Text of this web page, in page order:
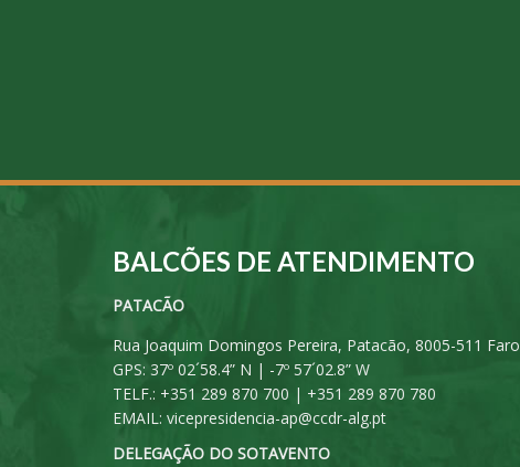
BALCÕES DE ATENDIMENTO
PATACÃO
Rua Joaquim Domingos Pereira, Patacão, 8005-511 Faro
GPS: 37º 02´58.4” N | -7º 57´02.8” W
TELF.: +351 289 870 700 | +351 289 870 780
EMAIL: vicepresidencia-ap@ccdr-alg.pt
DELEGAÇÃO DO SOTAVENTO